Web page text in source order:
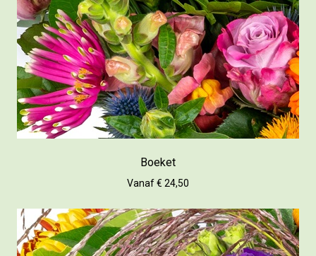
Boeket
Vanaf € 24,50